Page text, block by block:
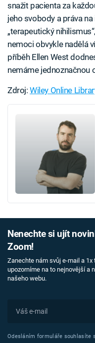
snažit pacienta za
jeho svobody a práva
„terapeutický
nemoci obvykle nadělá
příběh Ellen West
nemáme jednoznačnou
Zdroj:Wiley Online
Nenechte si ujít
Zoom!
Zanechte nám svůj e-mail a 1x
upozorníme na to nejnovější a
našeho webu.
Odesláním formuláře souhlasíte